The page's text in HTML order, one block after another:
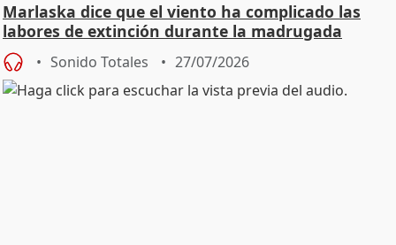
Marlaska dice que el viento ha complicado las
labores de extinción durante la madrugada
Sonido Totales 27/07/2026